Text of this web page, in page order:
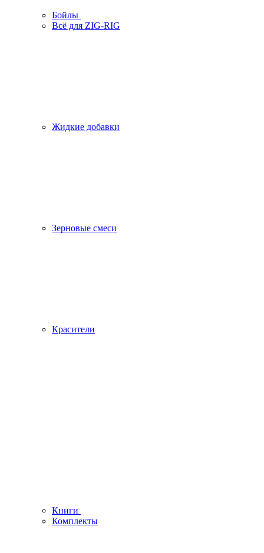
Бойлы
Всё для ZIG-RIG
Жидкие добавки
Зерновые смеси
Красители
Книги
Комплекты